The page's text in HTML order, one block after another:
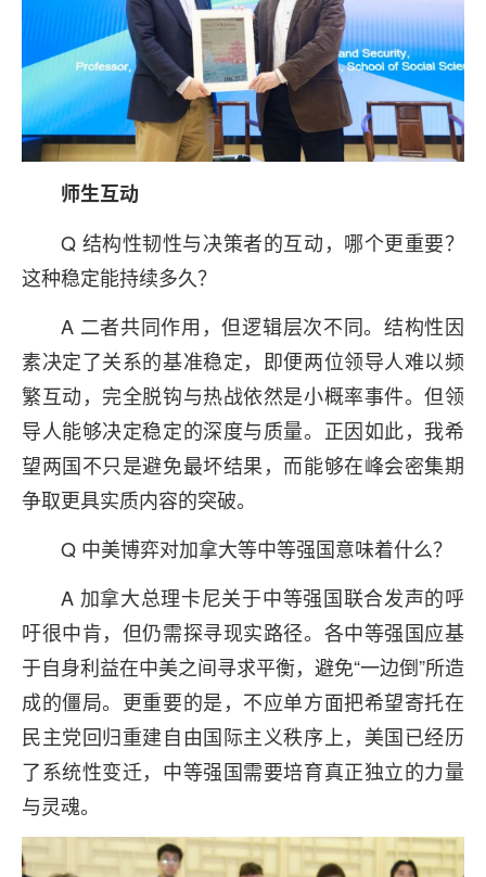
师生互动
Q 结构性韧性与决策者的互动，哪个更重要？
这种稳定能持续多久？
A 二者共同作用，但逻辑层次不同。结构性因
素决定了关系的基准稳定，即便两位领导人难以频
繁互动，完全脱钩与热战依然是小概率事件。但领
导人能够决定稳定的深度与质量。正因如此，我希
望两国不只是避免最坏结果，而能够在峰会密集期
争取更具实质内容的突破。
Q 中美博弈对加拿大等中等强国意味着什么？
A 加拿大总理卡尼关于中等强国联合发声的呼
吁很中肯，但仍需探寻现实路径。各中等强国应基
于自身利益在中美之间寻求平衡，避免“一边倒”所造
成的僵局。更重要的是，不应单方面把希望寄托在
民主党回归重建自由国际主义秩序上，美国已经历
了系统性变迁，中等强国需要培育真正独立的力量
与灵魂。